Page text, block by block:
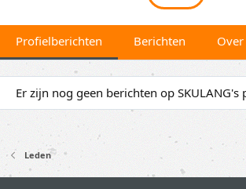
Profielberichten Berichten
Er zijn nog geen berichten op SKULANG's
Leden